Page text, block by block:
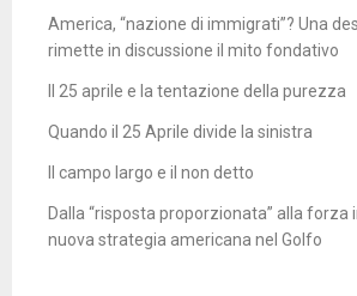
America, “nazione di immigrati”? Una
rimette in discussione il mito fondativo
Il 25 aprile e la tentazione della purezza
Quando il 25 Aprile divide la sinistra
Il campo largo e il non detto
Dalla “risposta proporzionata” alla forza
nuova strategia americana nel Golfo